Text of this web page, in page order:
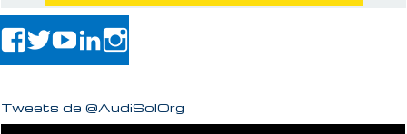
Tweets de @AudiSolOrg